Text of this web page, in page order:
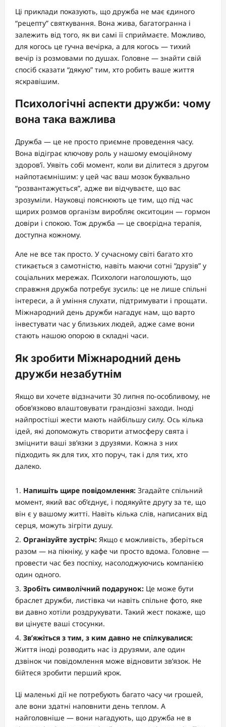
Ці приклади показують, що дружба не має єдиного
“рецепту” святкування. Вона жива, багатогранна і
залежить від того, як ви самі її сприймаєте. Можливо,
для когось це гучна вечірка, а для когось — тихий
вечір із розмовами по душах. Головне — знайти свій
спосіб сказати “дякую” тим, хто робить ваше життя
яскравішим.
Психологічні аспекти дружби: чому
вона така важлива
Дружба — це не просто приємне проведення часу.
Вона відіграє ключову роль у нашому емоційному
здоров’ї. Уявіть собі момент, коли ви ділитеся з другом
найпотаємнішим: у цей час ваш мозок буквально
“розвантажується”, адже ви відчуваєте, що вас
зрозуміли. Науковці пояснюють це тим, що під час
щирих розмов організм виробляє окситоцин — гормон
довіри і спокою. Тож дружба — це своєрідна терапія,
доступна кожному.
Але не все так просто. У сучасному світі багато хто
стикається з самотністю, навіть маючи сотні “друзів” у
соціальних мережах. Психологи наголошують, що
справжня дружба потребує зусиль: це не лише спільні
інтереси, а й уміння слухати, підтримувати і прощати.
Міжнародний день дружби нагадує нам, що варто
інвестувати час у близьких людей, адже саме вони
стають нашою опорою в складні часи.
Як зробити Міжнародний день
дружби незабутнім
Якщо ви хочете відзначити 30 липня по-особливому, не
обов’язково влаштовувати грандіозні заходи. Іноді
найпростіші жести мають найбільшу силу. Ось кілька
ідей, які допоможуть створити атмосферу свята і
зміцнити ваші зв’язки з друзями. Кожна з них
підходить як для тих, хто поруч, так і для тих, хто
далеко.
Напишіть щире повідомлення: Згадайте спільний
момент, який вас об’єднує, і подякуйте другу за те, що
він є у вашому житті. Навіть кілька слів, написаних від
серця, можуть зігріти душу.
Організуйте зустріч: Якщо є можливість, зберіться
разом — на пікніку, у кафе чи просто вдома. Головне —
провести час без поспіху, насолоджуючись компанією
один одного.
Зробіть символічний подарунок: Це може бути
браслет дружби, листівка чи навіть спільне фото, яке
ви давно хотіли роздрукувати. Такий жест покаже, що
ви цінуєте ваші стосунки.
Зв’яжіться з тим, з ким давно не спілкувалися:
Життя іноді розводить нас із друзями, але один
дзвінок чи повідомлення може відновити зв’язок. Не
бійтеся зробити перший крок.
Ці маленькі дії не потребують багато часу чи грошей,
але вони здатні наповнити день теплом. А
найголовніше — вони нагадують, що дружба не в